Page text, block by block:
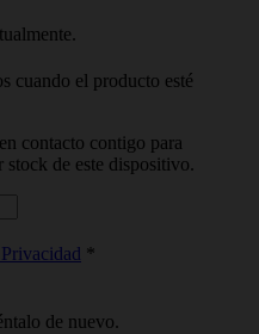
cuando el producto esté
contacto contigo para
de este dispositivo.
*
de nuevo.